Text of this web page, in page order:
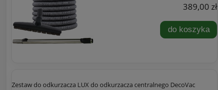
389,00 zł
do koszyka
Zestaw do odkurzacza LUX do odkurzacza centralnego DecoVac